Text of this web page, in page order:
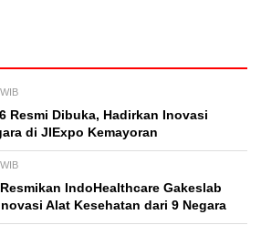
Resmi Dibuka, Hadirkan Inovasi
di JIExpo Kemayoran
IndoHealthcare Gakeslab
Alat Kesehatan dari 9 Negara